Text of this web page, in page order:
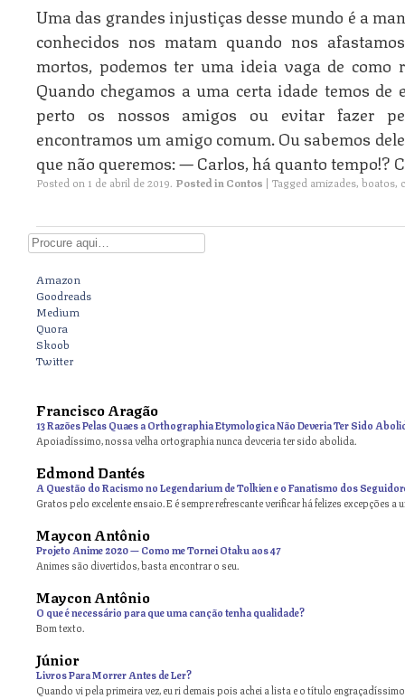
Uma das grandes injustiças desse mundo é a
conhecidos nos matam quando nos
mortos, podemos ter uma ideia vaga de como
Quando chegamos a uma certa idade temos de
perto os nossos amigos ou evitar fazer
encontramos um amigo comum. Ou sabemos
que não queremos: — Carlos, há quanto tempo!?
Posted on 1 de abril de 2019. Posted in Contos | Tagged amizades, boatos,
Digite aqui
Amazon
Goodreads
Medium
Quora
Skoob
Twitter
Francisco Aragão
13 Razões Pelas Quaes a Orthographia Etymologica Não Deveria Ter Sido
Apoiadíssimo, nossa velha ortographia nunca devceria ter sido abolida.
Edmond Dantés
A Questão do Racismo no Legendarium de Tolkien e o Fanatismo dos
Gratos pelo excelente ensaio. E é sempre refrescante verificar há felizes excepções a
Maycon Antônio
Projeto Anime 2020 — Como me Tornei Otaku aos 47
Animes são divertidos, basta encontrar o seu.
Maycon Antônio
O que é necessário para que uma canção tenha qualidade?
Bom texto.
Júnior
Livros Para Morrer Antes de Ler?
Quando vi pela primeira vez, eu ri demais pois achei a lista e o título